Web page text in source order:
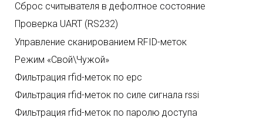
Сброс считывателя в дефолтное состояние
Проверка UART (RS232)
Управление сканированием RFID-меток
Режим «Свой\Чужой»
Фильтрация rfid-меток по epc
Фильтрация rfid-меток по силе сигнала rssi
Фильтрация rfid-меток по паролю доступа